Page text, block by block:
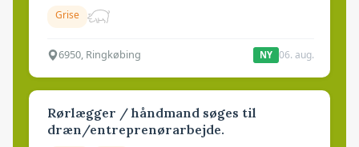
Grise
6950, Ringkøbing NY 06. aug.
Rørlægger / håndmand søges til
dræn/entreprenørarbejde.